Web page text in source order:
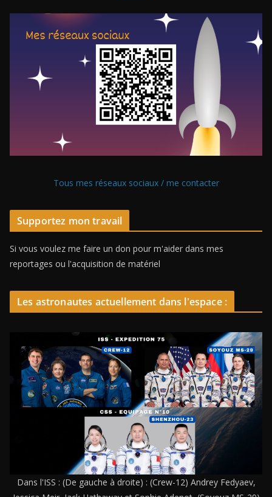
Tous mes réseaux sociaux / me contacter
Supportez mon travail
Si vous voulez me faire un don pour m'aider dans mes
reportages ou l'acquisition de matériel
Les astronautes actuellement dans l'espace :
Dans l'ISS : (De gauche à droite) : (Crew-12) Andrey Fedyaev,